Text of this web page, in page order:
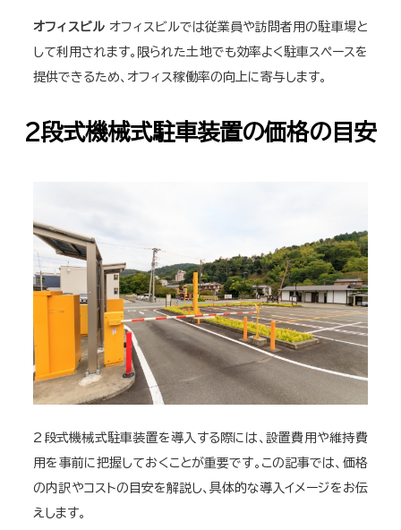
オフィスビルオフィスビルでは従業員や訪問者用の駐車場と
して利用されます。限られた土地でも効率よく駐車スペースを
提供できるため、オフィス稼働率の向上に寄与します。
2段式機械式駐車装置の価格の目安
2段式機械式駐車装置を導入する際には、設置費用や維持費
用を事前に把握しておくことが重要です。この記事では、価格
の内訳やコストの目安を解説し、具体的な導入イメージをお伝
えします。